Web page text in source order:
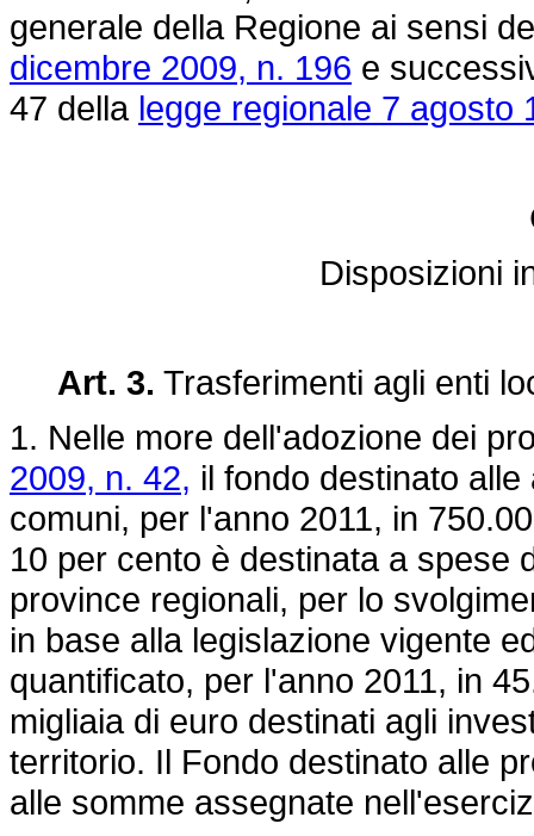
generale della Regione ai sensi
dicembre 2009, n. 196 e
47 della legge regionale 7 agosto
Disposizioni
Art. 3. Trasferimenti agli enti
1. Nelle more dell'adozione dei
2009, n. 42, il fondo destinato
comuni, per l'anno 2011, in
10 per cento è destinata a spese
province regionali, per lo
in base alla legislazione vigente
quantificato, per l'anno 2011, in
migliaia di euro destinati agli
territorio. Il Fondo destinato alle
alle somme assegnate